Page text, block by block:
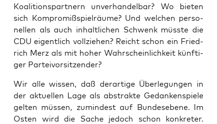
Koali­ti­ons­part­nern unver­han­del­bar? Wo bie­ten
sich Kom­pro­miß­spiel­räu­me? Und wel­chen per­so­
nel­len als auch inhalt­li­chen Schwenk müss­te die
CDU eigent­lich voll­zie­hen? Reicht schon ein Fried­
rich Merz als mit hoher Wahr­schein­lich­keit künf­ti­
ger Parteivorsitzender?
Wir alle wis­sen, daß der­ar­ti­ge Über­le­gun­gen in
der aktu­el­len Lage als abs­trak­te Gedan­ken­spie­le
gel­ten müs­sen, zumin­dest auf Bun­des­ebe­ne. Im
Osten wird die Sache jedoch schon kon­kre­ter.